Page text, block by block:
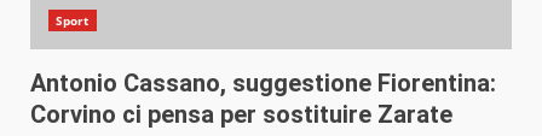
Sport
Antonio Cassano, suggestione Fiorentina:
Corvino ci pensa per sostituire Zarate